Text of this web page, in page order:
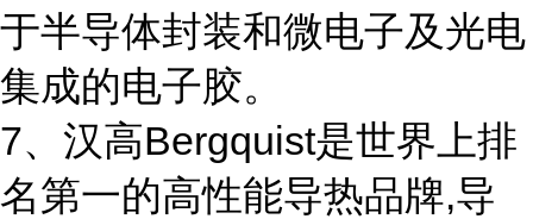
于半导体封装和微电子及光电
集成的电子胶。
7、汉高Bergquist是世界上排
名第一的高性能导热品牌,导